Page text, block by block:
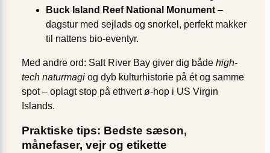
Buck Island Reef National Monument –
dagstur med sejlads og snorkel, perfekt makker
til nattens bio-eventyr.
Med andre ord: Salt River Bay giver dig både high-
tech naturmagi og dyb kulturhistorie på ét og samme
spot – oplagt stop på ethvert ø-hop i US Virgin
Islands.
Praktiske tips: Bedste sæson,
månefaser, vejr og etikette